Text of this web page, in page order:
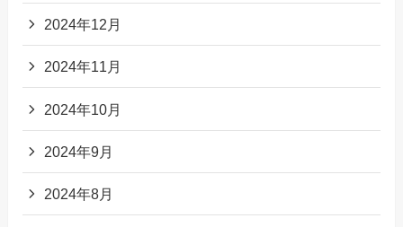
2024年12月
2024年11月
2024年10月
2024年9月
2024年8月